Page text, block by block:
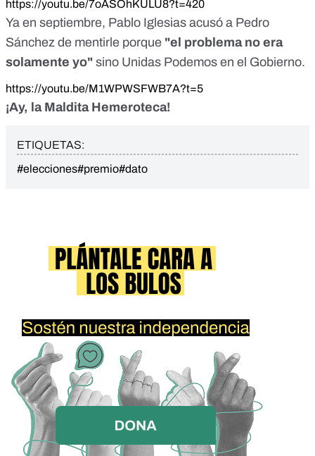
https://youtu.be/7oASOhKULU8?t=420
Ya en septiembre, Pablo Iglesias acusó a Pedro
Sánchez de mentirle porque "el problema no era
solamente yo" sino Unidas Podemos en el Gobierno.
https://youtu.be/M1WPWSFWB7A?t=5
¡Ay, la Maldita Hemeroteca!
ETIQUETAS:
#elecciones#premio#dato